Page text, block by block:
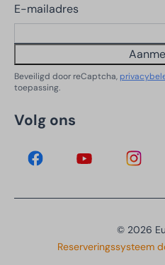
E-mailadres
Beveiligd door reCaptcha,
toepassing.
Volg ons
© 2026
Reserveringssysteem